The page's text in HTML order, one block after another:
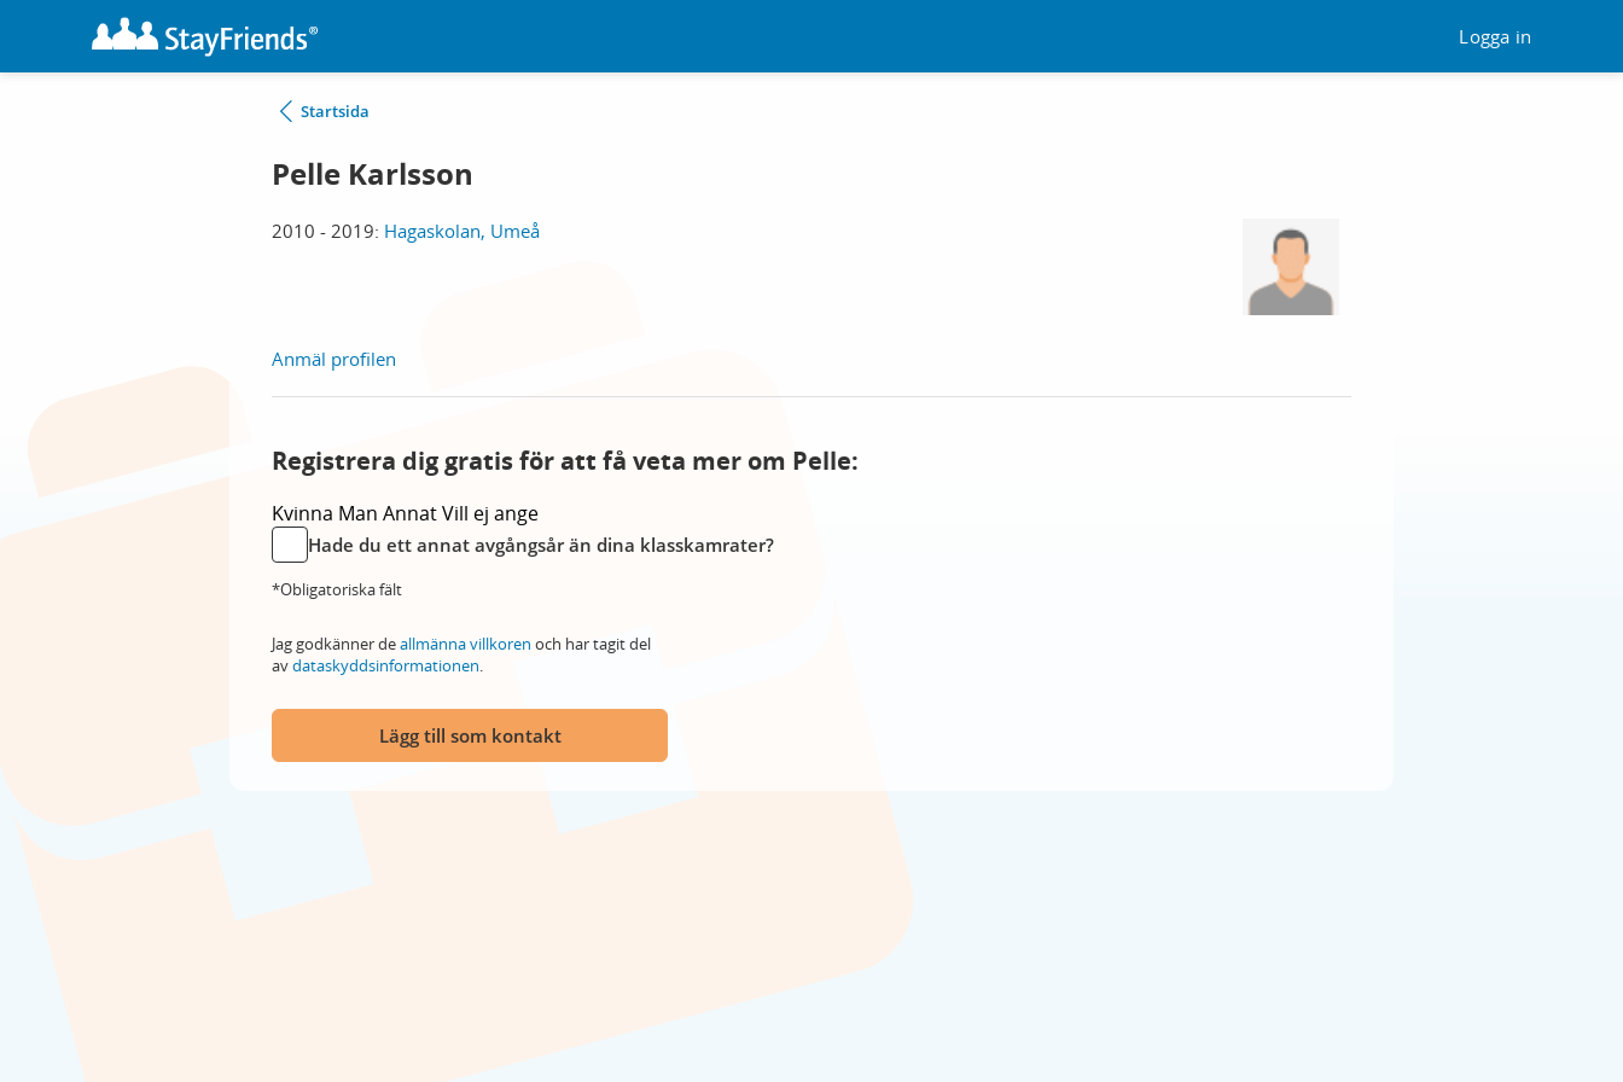
Logga in
Startsida
Pelle Karlsson
2010 - 2019: Hagaskolan, Umeå
Anmäl profilen
Registrera dig gratis för att få veta mer om Pelle:
Kvinna Man AnnatVill ej ange
Hade du ett annat avgångsår än dina klasskamrater?
*Obligatoriska fält
Jag godkänner deallmänna villkoren och har tagit del
avdataskyddsinformationen.
Lägg till som kontakt